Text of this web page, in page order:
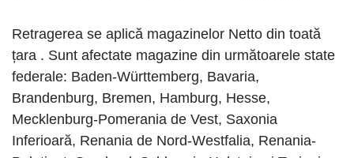
Retragerea se aplică magazinelor Netto din toată
țara . Sunt afectate magazine din următoarele state
federale: Baden-Württemberg, Bavaria,
Brandenburg, Bremen, Hamburg, Hesse,
Mecklenburg-Pomerania de Vest, Saxonia
Inferioară, Renania de Nord-Westfalia, Renania-